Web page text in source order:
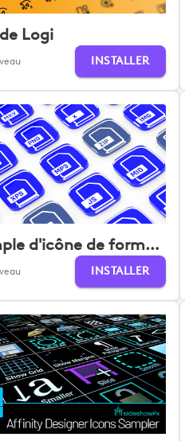
Logi
INSTALLER
Exemple d'icône de format de fichier
INSTALLER